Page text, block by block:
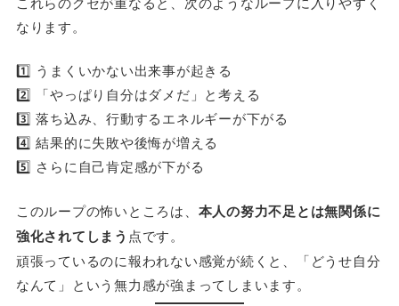
なります。
1️⃣ うまくいかない出来事が起きる
2️⃣ 「やっぱり自分はダメだ」と考える
3️⃣ 落ち込み、行動するエネルギーが下がる
4️⃣ 結果的に失敗や後悔が増える
5️⃣ さらに自己肯定感が下がる
このループの怖いところは、 本人の努力不足とは無関係に
強化されてしまう 点です。
頑張っているのに報われない感覚が続くと、「どうせ自分
なんて」という無力感が強まってしまいます。